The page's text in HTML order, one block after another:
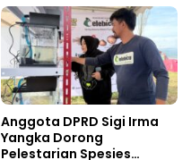
Anggota DPRD Sigi Irma
Yangka Dorong
Pelestarian Spesies